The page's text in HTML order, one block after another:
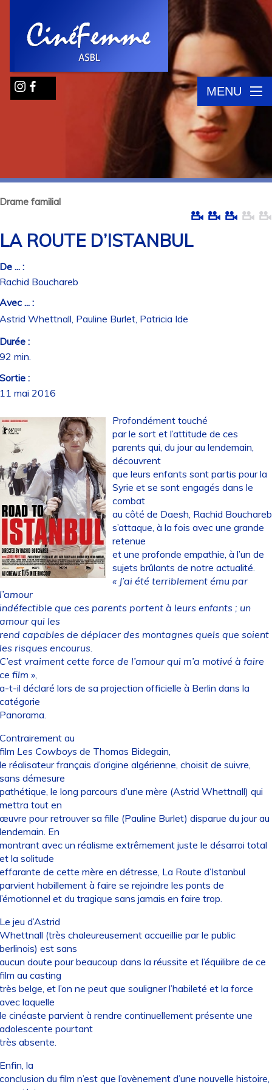
MENU
familial
ROUTE D’ISTANBUL
... :
Bouchareb
... :
Whettnall, Pauline Burlet, Patricia Ide
:
min.
:
mai 2016
Profondément touché
par le sort et l’attitude de ces
parents qui, du jour au lendemain,
découvrent
que leurs enfants sont partis pour la
Syrie et se sont engagés dans le
combat
au côté de Daesh, Rachid Bouchareb
s’attaque, à la fois avec une grande
retenue
et une profonde empathie, à l’un de
sujets brûlants de notre actualité.
« J’ai été terriblement ému par
que ces parents portent à leurs enfants ; un
qui les
capables de déplacer des montagnes quels que soient
risques encourus.
vraiment cette force de l’amour qui m’a motivé à faire
film »,
t-il déclaré lors de sa projection officielle à Berlin dans la
au
Les Cowboys de Thomas Bidegain,
réalisateur français d’origine algérienne, choisit de suivre,
démesure
le long parcours d’une mère (Astrid Whettnall) qui
tout en
pour retrouver sa fille (Pauline Burlet) disparue du jour au
En
avec un réalisme extrêmement juste le désarroi total
la solitude
de cette mère en détresse, La Route d’Istanbul
habillement à faire se rejoindre les ponts de
et du tragique sans jamais en faire trop.
jeu d’Astrid
(très chaleureusement accueillie par le public
est sans
doute pour beaucoup dans la réussite et l’équilibre de ce
au casting
belge, et l’on ne peut que souligner l’habileté et la force
laquelle
cinéaste parvient à rendre continuellement présente une
pourtant
absente.
la
du film n’est que l’avènement d’une nouvelle histoire,